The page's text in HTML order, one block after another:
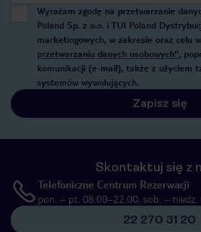
Wyrażam zgodę na przetwarzanie
Poland Sp. z o.o. i TUI Poland
marketingowych, w zakresie oraz celu
przetwarzaniu danych osobowych”,
komunikacji (e-mail), także z użyciem
systemów wywołujących.
Zapisz się
Skontaktuj się z
Telefoniczne Centrum Rezerwacji
pon. – pt. 08:00–22:00, sob. –
22 270 31 20